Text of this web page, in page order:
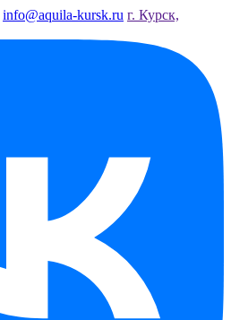
info@aquila-kursk.ru г. Курск,